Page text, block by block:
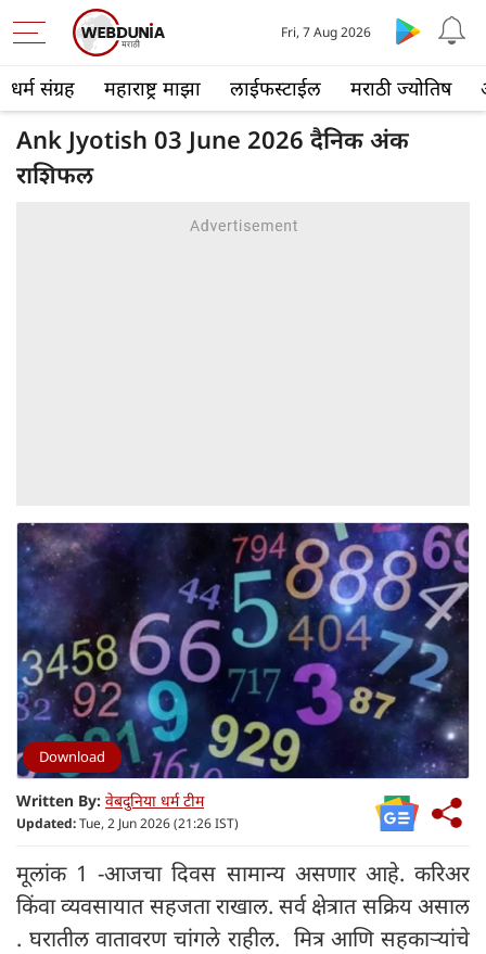
धर्म संग्रह महाराष्ट्र माझा लाईफस्टाईल मराठी ज्योतिष
Fri, 7 Aug 2026
Ank Jyotish 03 June 2026 दैनिक अंक
राशिफल
Download
Written By: वेबदुनिया धर्म टीम
Updated:Tue, 2 Jun 2026 (21:26 IST)
मूलांक 1 -आजचा दिवस सामान्य असणार आहे. करिअर
किंवा व्यवसायात सहजता राखाल. सर्व क्षेत्रात सक्रिय असाल
. घरातील वातावरण चांगले राहील. मित्र आणि सहकाऱ्यांचे